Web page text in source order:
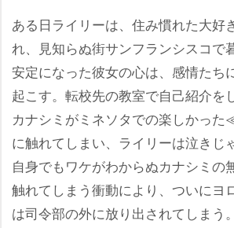
ある日ライリーは、住み慣れた大好
れ、見知らぬ街サンフランシスコで
安定になった彼女の心は、感情たち
起こす。転校先の教室で自己紹介を
カナシミがミネソタでの楽しかっ
に触れてしまい、ライリーは泣きじ
自身でもワケがわからぬカナシミの
触れてしまう衝動により、ついにヨ
は司令部の外に放り出されてしまう。